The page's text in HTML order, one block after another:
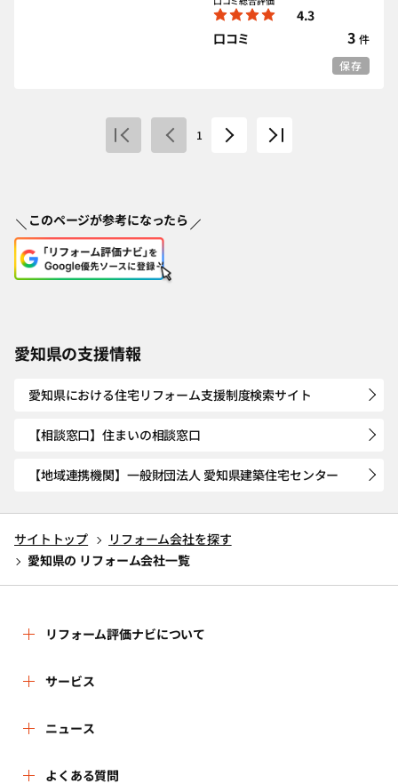
4.3
口コミ
3 件
保存
1
このページが参考になったら
愛知県の支援情報
愛知県における住宅リフォーム支援制度検索サイト
【相談窓口】住まいの相談窓口
【地域連携機関】一般財団法人 愛知県建築住宅センター
サイトトップ
リフォーム会社を探す
愛知県の リフォーム会社一覧
リフォーム評価ナビについて
リフォーム評価ナビとは
運営体制
はじめての方へ
サービス
リフォーム会社を探す
リフォーム事例を見る
ニュース
新着情報
よくある質問